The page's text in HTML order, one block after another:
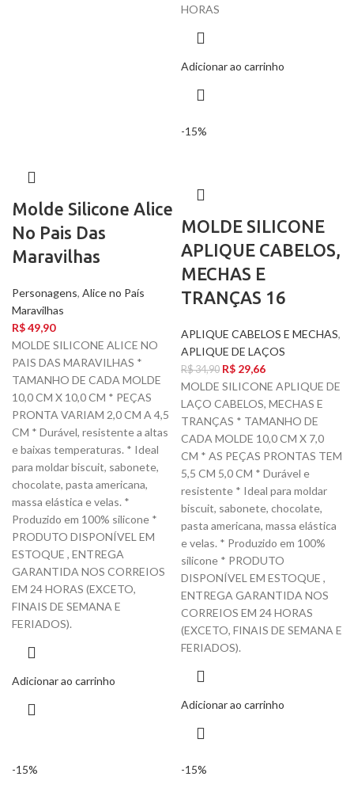
HORAS
Adicionar ao carrinho
Molde Silicone Alice
No Pais Das
Maravilhas
Personagens, Alice no País
Maravilhas
R$49,90
MOLDE SILICONE ALICE NO
PAIS DAS MARAVILHAS *
TAMANHO DE CADA MOLDE
10,0 CM X 10,0 CM * PEÇAS
PRONTA VARIAM 2,0 CM A 4,5
CM * Durável, resistente a altas
e baixas temperaturas. * Ideal
para moldar biscuit, sabonete,
chocolate, pasta americana,
massa elástica e velas. *
Produzido em 100% silicone *
PRODUTO DISPONÍVEL EM
ESTOQUE , ENTREGA
GARANTIDA NOS CORREIOS
EM 24 HORAS (EXCETO,
FINAIS DE SEMANA E
FERIADOS).
Adicionar ao carrinho
-15%
MOLDE SILICONE
APLIQUE CABELOS,
MECHAS E
TRANÇAS 16
APLIQUE CABELOS E MECHAS,
APLIQUE DE LAÇOS
R$34,90 R$ 29,66
MOLDE SILICONE APLIQUE DE
LAÇO CABELOS, MECHAS E
TRANÇAS * TAMANHO DE
CADA MOLDE 10,0 CM X 7,0
CM * AS PEÇAS PRONTAS TEM
5,5 CM 5,0 CM * Durável e
resistente * Ideal para moldar
biscuit, sabonete, chocolate,
pasta americana, massa elástica
e velas. * Produzido em 100%
silicone * PRODUTO
DISPONÍVEL EM ESTOQUE ,
ENTREGA GARANTIDA NOS
CORREIOS EM 24 HORAS
(EXCETO, FINAIS DE SEMANA E
FERIADOS).
Adicionar ao carrinho
-15% -15%